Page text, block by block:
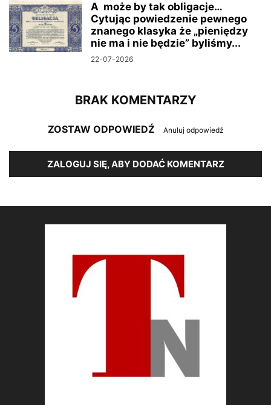
A może by tak obligacje…
Cytując powiedzenie pewnego
znanego klasyka że „pieniędzy
nie ma i nie będzie” byliśmy...
22-07-2026
BRAK KOMENTARZY
ZOSTAW ODPOWIEDŹ Anuluj odpowiedź
ZALOGUJ SIĘ, ABY DODAĆ KOMENTARZ